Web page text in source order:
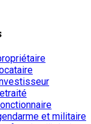
et militaire